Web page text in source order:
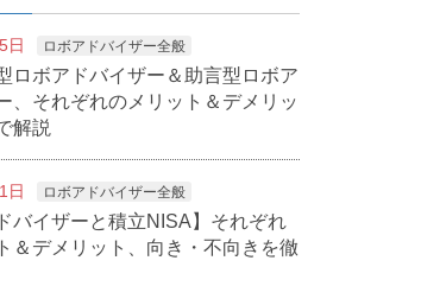
日 ロボアドバイザー全般
ロボアドバイザー＆助言型ロボア
、それぞれのメリット＆デメリッ
解説
日 ロボアドバイザー全般
バイザーと積立NISA】それぞれ
＆デメリット、向き・不向きを徹